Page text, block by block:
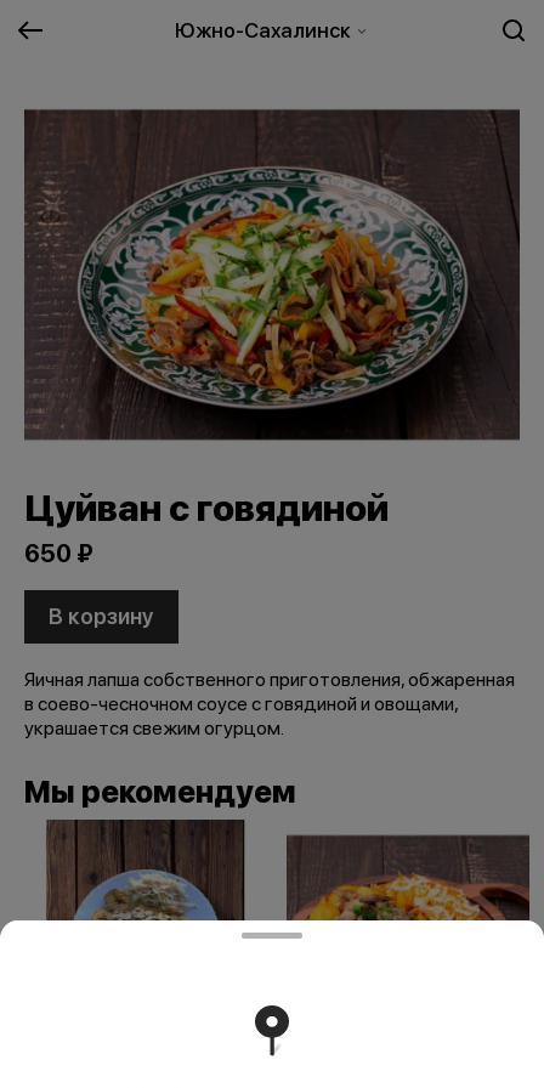
Южно-Сахалинск
Цуйван с говядиной
650 ₽
В корзину
Яичная лапша собственного приготовления, обжаренная
в соево-чесночном соусе с говядиной и овощами,
украшается свежим огурцом.
Мы рекомендуем